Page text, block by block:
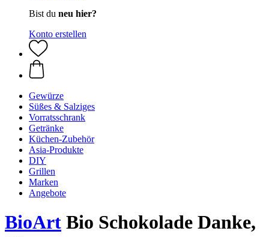
Bist du neu hier?
Konto erstellen
Gewürze
Süßes & Salziges
Vorratsschrank
Getränke
Küchen-Zubehör
Asia-Produkte
DIY
Grillen
Marken
Angebote
BioArt Bio Schokolade Danke,